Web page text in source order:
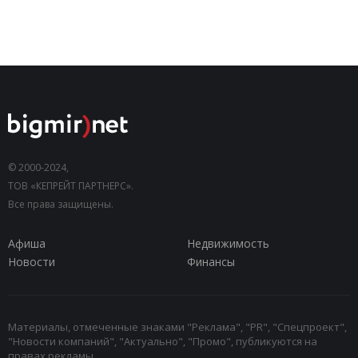
© 2000-2024,
ТОВ «КЕПРЕЙТ ПАРТНЕРС».
Все права защищены.
Афиша
Недвижимость
Новости
Финансы
Материалы, отмеченные знаками "Реклама", "PR", "Спецпроект",
"Новости компаний", "Актуально", "Промо", публикуются на